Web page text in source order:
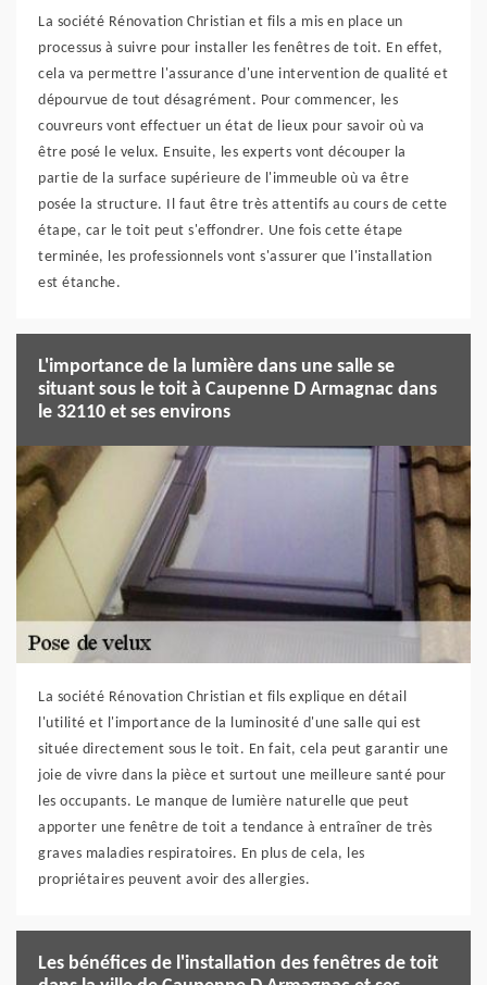
La société Rénovation Christian et fils a mis en place un
processus à suivre pour installer les fenêtres de toit. En effet,
cela va permettre l'assurance d'une intervention de qualité et
dépourvue de tout désagrément. Pour commencer, les
couvreurs vont effectuer un état de lieux pour savoir où va
être posé le velux. Ensuite, les experts vont découper la
partie de la surface supérieure de l'immeuble où va être
posée la structure. Il faut être très attentifs au cours de cette
étape, car le toit peut s'effondrer. Une fois cette étape
terminée, les professionnels vont s'assurer que l'installation
est étanche.
L'importance de la lumière dans une salle se
situant sous le toit à Caupenne D Armagnac dans
le 32110 et ses environs
La société Rénovation Christian et fils explique en détail
l'utilité et l'importance de la luminosité d'une salle qui est
située directement sous le toit. En fait, cela peut garantir une
joie de vivre dans la pièce et surtout une meilleure santé pour
les occupants. Le manque de lumière naturelle que peut
apporter une fenêtre de toit a tendance à entraîner de très
graves maladies respiratoires. En plus de cela, les
propriétaires peuvent avoir des allergies.
Les bénéfices de l'installation des fenêtres de toit